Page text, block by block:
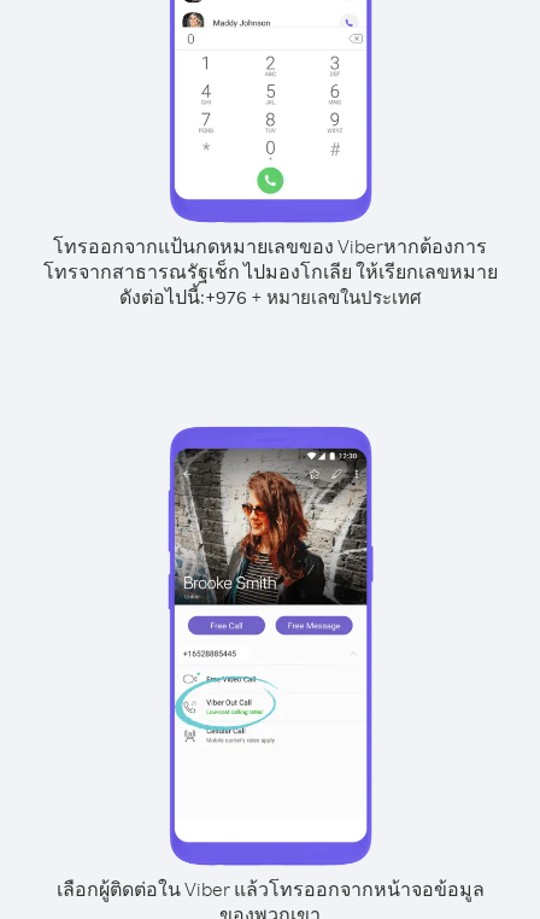
โทรออกจากแป้นกดหมายเลขของ Viberหากต้องการ
โทรจากสาธารณรัฐเช็ก ไปมองโกเลีย ให้เรียกเลขหมาย
ดังต่อไปนี้:+976 + หมายเลขในประเทศ
เลือกผู้ติดต่อใน Viber แล้วโทรออกจากหน้าจอข้อมูล
ของพวกเขา